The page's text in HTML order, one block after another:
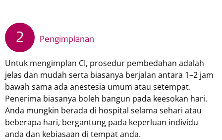
2 Pengimplanan
Untuk mengimplan CI, prosedur pembedahan adalah
jelas dan mudah serta biasanya berjalan antara 1–2 jam
bawah sama ada anestesia umum atau setempat.
Penerima biasanya boleh bangun pada keesokan hari.
Anda mungkin berada di hospital selama sehari atau
beberapa hari, bergantung pada keperluan individu
anda dan kebiasaan di tempat anda.